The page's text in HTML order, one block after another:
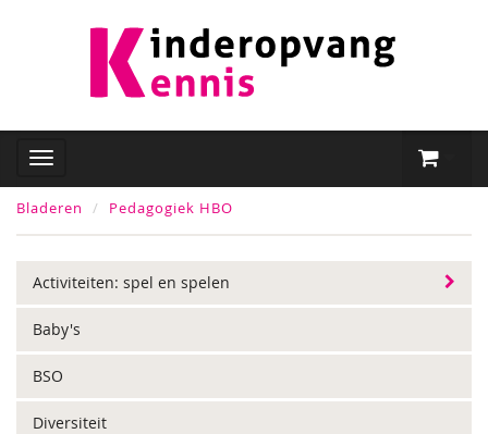
Bladeren Pedagogiek HBO
Activiteiten: spel en spelen
Baby's
BSO
Diversiteit